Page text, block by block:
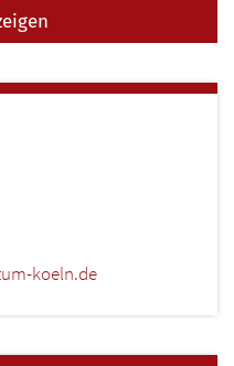
koeln.de